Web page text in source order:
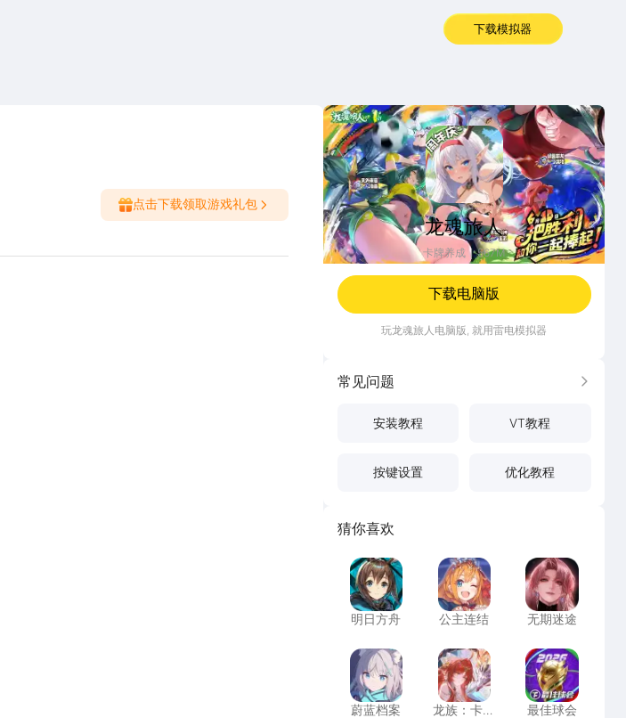
下载模拟器
点击下载领取游戏礼包
龙魂旅人
龙魂旅人
卡牌养成 567M
下载电脑版
玩龙魂旅人 电脑版, 就用雷电模拟器
常见问题 更多
安装教程 VT教程
按键设置 优化教程
猜你喜欢
明日方舟
明日方舟
公主连结
公主连结
无期迷途
无期迷途
蔚蓝档案
蔚蓝档案
龙族：卡塞尔之门
龙族：卡塞
最佳球会
最佳球会